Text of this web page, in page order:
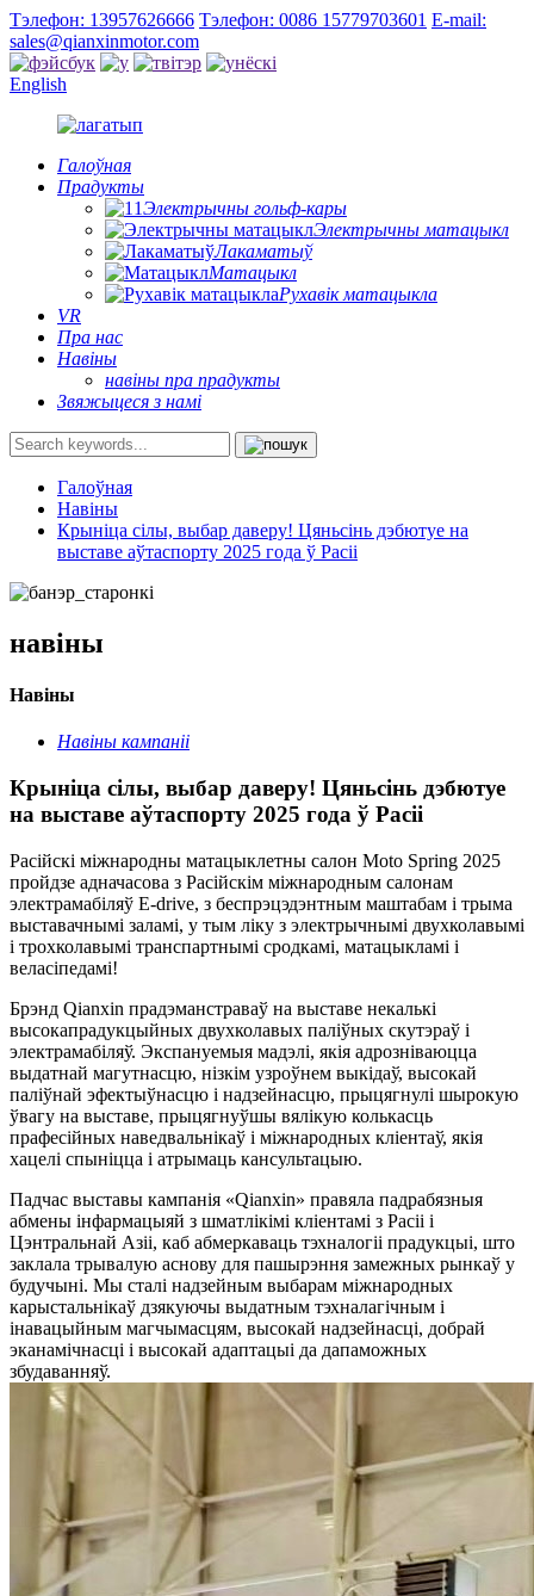
Тэлефон: 13957626666 Тэлефон: 0086 15779703601 E-mail:
sales@qianxinmotor.com
English
Галоўная
Прадукты
Электрычны гольф-кары
Электрычны матацыкл
Лакаматыў
Матацыкл
Рухавік матацыкла
VR
Пра нас
Навіны
навіны пра прадукты
Звяжыцеся з намі
Галоўная
Навіны
Крыніца сілы, выбар даверу! Цяньсінь дэбютуе на
выставе аўтаспорту 2025 года ў Расіі
навіны
Навіны
Навіны кампаніі
Крыніца сілы, выбар даверу! Цяньсінь дэбютуе
на выставе аўтаспорту 2025 года ў Расіі
Расійскі міжнародны матацыклетны салон Moto Spring 2025
пройдзе адначасова з Расійскім міжнародным салонам
электрамабіляў E-drive, з беспрэцэдэнтным маштабам і трыма
выставачнымі заламі, у тым ліку з электрычнымі двухколавымі
і трохколавымі транспартнымі сродкамі, матацыкламі і
веласіпедамі!
Брэнд Qianxin прадэманстраваў на выставе некалькі
высокапрадукцыйных двухколавых паліўных скутэраў і
электрамабіляў. Экспануемыя мадэлі, якія адрозніваюцца
выдатнай магутнасцю, нізкім узроўнем выкідаў, высокай
паліўнай эфектыўнасцю і надзейнасцю, прыцягнулі шырокую
ўвагу на выставе, прыцягнуўшы вялікую колькасць
прафесійных наведвальнікаў і міжнародных кліентаў, якія
хацелі спыніцца і атрымаць кансультацыю.
Падчас выставы кампанія «Qianxin» правяла падрабязныя
абмены інфармацыяй з шматлікімі кліентамі з Расіі і
Цэнтральнай Азіі, каб абмеркаваць тэхналогіі прадукцыі, што
заклала трывалую аснову для пашырэння замежных рынкаў у
будучыні. Мы сталі надзейным выбарам міжнародных
карыстальнікаў дзякуючы выдатным тэхналагічным і
інавацыйным магчымасцям, высокай надзейнасці, добрай
эканамічнасці і высокай адаптацыі да дапаможных
збудаванняў.